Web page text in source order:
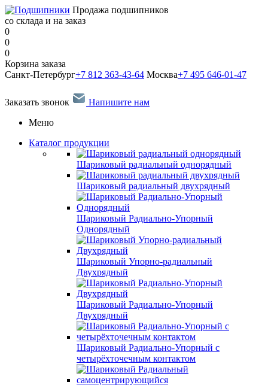
Продажа подшипников
со склада и на заказ
0
0
0
Корзина заказа
Санкт-Петербург+7 812 363-43-64 Москва+7 495 646-01-47
Заказать звонок
Напишите нам
Меню
Каталог продукции
Шариковый радиальный однорядный
Шариковый радиальный двухрядный
Шариковый Радиально-Упорный
Однорядный
Шариковый Упорно-радиальный
Двухрядный
Шариковый Радиально-Упорный
Двухрядный
Шариковый Радиально-Упорный с
четырёхточечным контактом